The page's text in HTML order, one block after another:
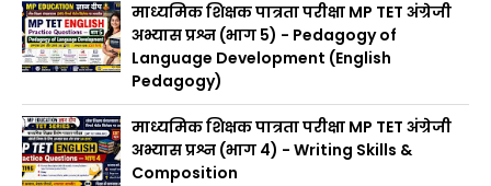
माध्यमिक शिक्षक पात्रता परीक्षा MP TET अंग्रेजी
अभ्यास प्रश्न (भाग 5) - Pedagogy of
Language Development (English
Pedagogy)
माध्यमिक शिक्षक पात्रता परीक्षा MP TET अंग्रेजी
अभ्यास प्रश्न (भाग 4) - Writing Skills &
Composition